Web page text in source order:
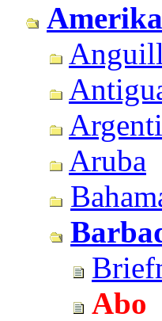
Amerika
Aruba
Abo